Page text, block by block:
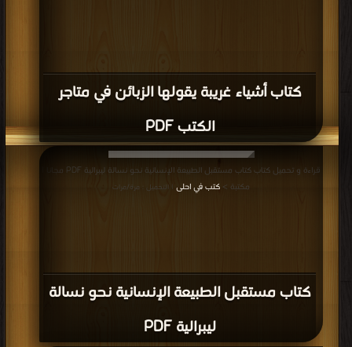
كتاب أشياء غريبة يقولها الزبائن في متاجر
الكتب PDF
كتاب مستقبل الطبيعة الإنسانية نحو نسالة
ليبرالية PDF
قراءة و تحميل كتاب كتاب مستقبل الطبيعة الإنسانية نحو نسالة ليبرالية PDF مجانا |
مكتبة > كتب في احلى | التحميل : مرة/مرات